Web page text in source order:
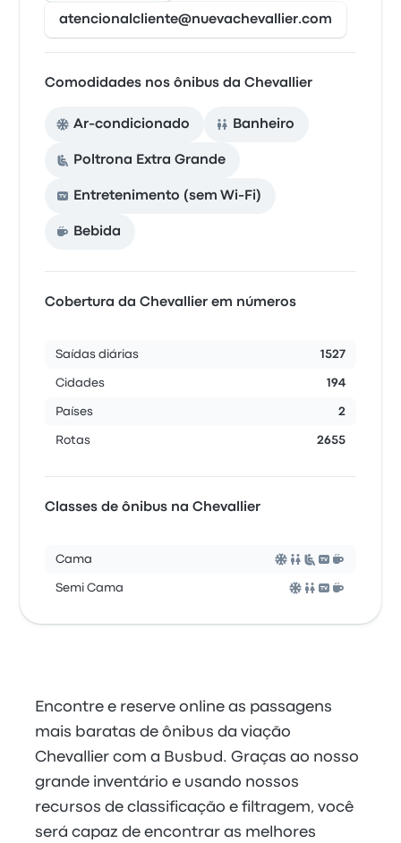
atencionalcliente@nuevachevallier.com
Comodidades nos ônibus da Chevallier
Ar-condicionado Banheiro
Poltrona Extra Grande
Entretenimento (sem Wi‑Fi)
Bebida
Cobertura da Chevallier em números
Saídas diárias 1527
Cidades 194
Países 2
Rotas 2655
Classes de ônibus na Chevallier
Cama
Semi Cama
Encontre e reserve online as passagens
mais baratas de ônibus da viação
Chevallier com a Busbud. Graças ao nosso
grande inventário e usando nossos
recursos de classificação e filtragem, você
será capaz de encontrar as melhores